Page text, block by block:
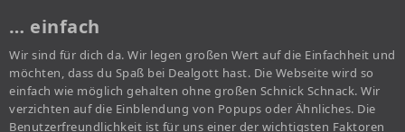
… einfach
Wir sind für dich da. Wir legen großen Wert auf die Einfachheit und
möchten, dass du Spaß bei Dealgott hast. Die Webseite wird so
einfach wie möglich gehalten ohne großen Schnick Schnack. Wir
verzichten auf die Einblendung von Popups oder Ähnliches. Die
Benutzerfreundlichkeit ist für uns einer der wichtigsten Faktoren